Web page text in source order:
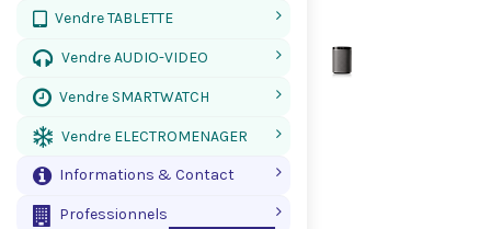
Vendre TABLETTE
Vendre AUDIO-VIDEO
Vendre SMARTWATCH
Vendre ELECTROMENAGER
Informations & Contact
Professionnels